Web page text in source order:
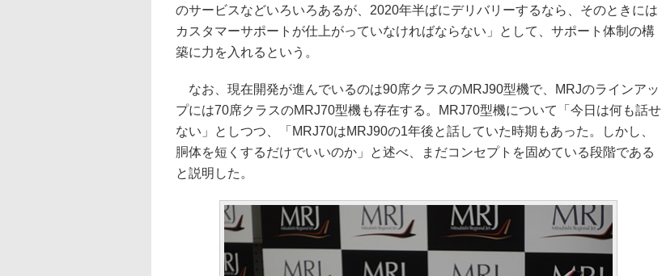
のサービスなどいろいろあるが、2020年半ばにデリバリーするなら、そのときには
カスタマーサポートが仕上がっていなければならない」として、サポート体制の構
築に力を入れるという。
なお、現在開発が進んでいるのは90席クラスのMRJ90型機で、MRJのラインアッ
プには70席クラスのMRJ70型機も存在する。MRJ70型機について「今日は何も話せ
ない」としつつ、「MRJ70はMRJ90の1年後と話していた時期もあった。しかし、
胴体を短くするだけでいいのか」と述べ、まだコンセプトを固めている段階である
と説明した。